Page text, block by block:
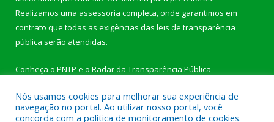
Realizamos uma assessoria completa, onde garantimos em
contrato que todas as exigências das leis de transparência
pública serão atendidas.
Conheça o PNTP e o Radar da Transparência Pública
Nós usamos cookies para melhorar sua experiência de
navegação no portal. Ao utilizar nosso portal, você
concorda com a política de monitoramento de cookies.